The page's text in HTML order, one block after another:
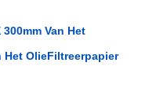
Van Het
Het OlieFiltreerpapier